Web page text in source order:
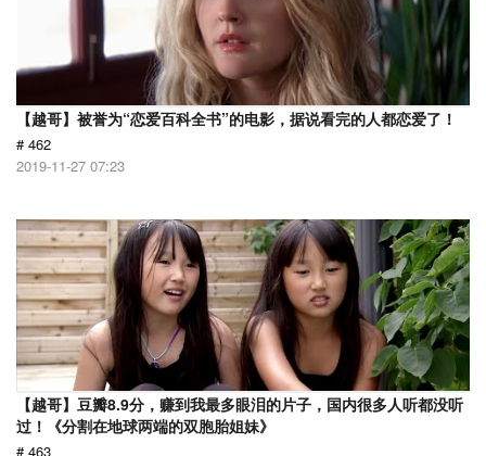
【越哥】被誉为“恋爱百科全书”的电影，据说看完的人都恋爱了！
# 462
2019-11-27 07:23
【越哥】豆瓣8.9分，赚到我最多眼泪的片子，国内很多人听都没听
过！《分割在地球两端的双胞胎姐妹》
# 463